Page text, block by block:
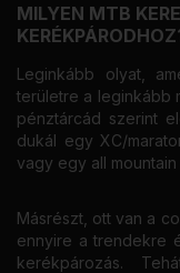
MILYEN MTB
Leginkább olyat,
területre a leginkább
pénztárcád szerint
dukál egy XC/
vagy egy all
Másrészt, ott van a
ennyire a trendekre
kerékpározás.